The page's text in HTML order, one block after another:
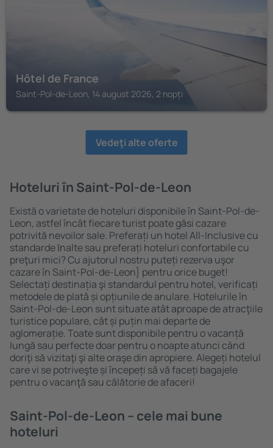
Hôtel de France
Saint-Pol-de-Leon, 14 august 2026, 2 nopți
Vedeţi alte oferte
Hoteluri în Saint-Pol-de-Leon
Există o varietate de hoteluri disponibile în Saint-Pol-de-
Leon, astfel încât fiecare turist poate găsi cazare
potrivită nevoilor sale. Preferați un hotel All-Inclusive cu
standarde ȋnalte sau preferați hoteluri confortabile cu
preţuri mici? Cu ajutorul nostru puteți rezerva uşor
cazare în Saint-Pol-de-Leon} pentru orice buget!
Selectați destinația şi standardul pentru hotel, verificați
metodele de plată și opțiunile de anulare. Hotelurile în
Saint-Pol-de-Leon sunt situate atât aproape de atracţiile
turistice populare, cât și puțin mai departe de
aglomerație. Toate sunt disponibile pentru o vacanță
lungă sau perfecte doar pentru o noapte atunci când
doriţi să vizitaţi şi alte oraşe din apropiere. Alegeți hotelul
care vi se potriveşte și începeți să vă faceți bagajele
pentru o vacanţă sau călătorie de afaceri!
Saint-Pol-de-Leon – cele mai bune
hoteluri